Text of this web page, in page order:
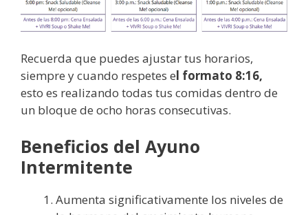
Recuerda que puedes ajustar tus horarios,
siempre y cuando respetes el formato 8:16,
esto es realizando todas tus comidas dentro de
un bloque de ocho horas consecutivas.
Beneficios del Ayuno
Intermitente
Aumenta significativamente los niveles de